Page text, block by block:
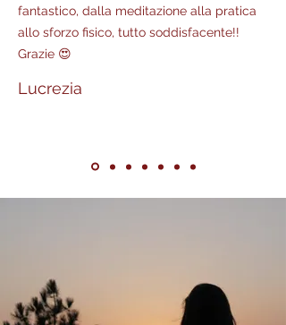
fantastico, dalla meditazione alla pratica
allo sforzo fisico, tutto soddisfacente!!
Grazie 😍
Lucrezia